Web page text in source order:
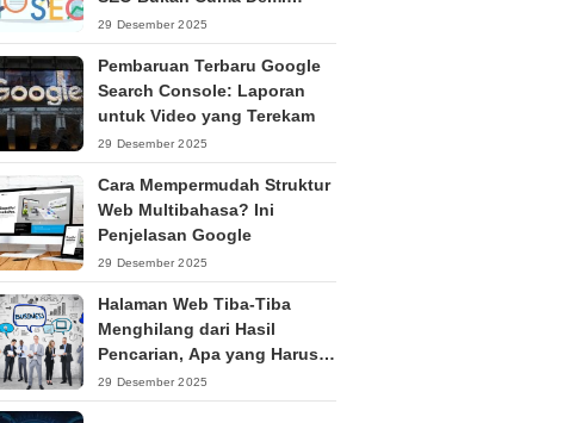
Ranking
29 Desember 2025
Pembaruan Terbaru Google
Search Console: Laporan
untuk Video yang Terekam
29 Desember 2025
Cara Mempermudah Struktur
Web Multibahasa? Ini
Penjelasan Google
29 Desember 2025
Halaman Web Tiba-Tiba
Menghilang dari Hasil
Pencarian, Apa yang Harus
Dilakukan?
29 Desember 2025